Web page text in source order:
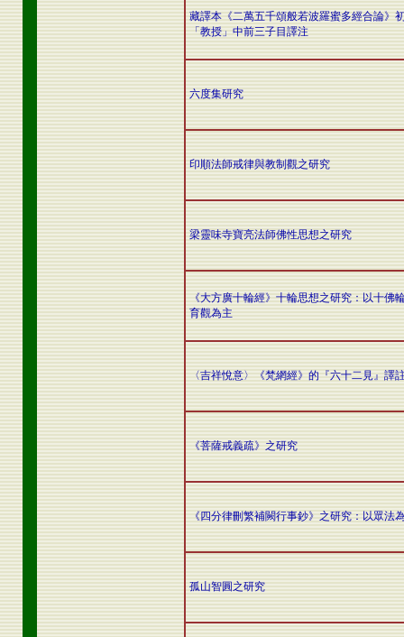
藏譯本《二萬五千頌般若波羅蜜多經合論》
「教授」中前三子目譯注
六度集研究
印順法師戒律與教制觀之研究
梁靈味寺寶亮法師佛性思想之研究
《大方廣十輪經》十輪思想之研究：以十佛
育觀為主
〈吉祥悅意〉《梵網經》的『六十二見』譯
《菩薩戒義疏》之研究
《四分律刪繁補闕行事鈔》之研究：以眾法
孤山智圓之研究